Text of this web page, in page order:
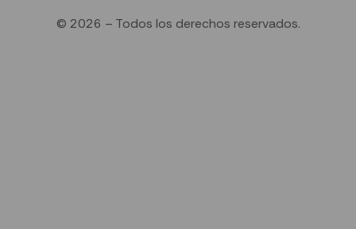
© 2026 – Todos los derechos reservados.